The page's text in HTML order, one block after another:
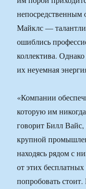
непосредственным
Майклс —
ошиблись
коллектива.
их неуемная
«Компании
которую им
говорит Билл
крупной
находясь рядом с
от этих
попробовать